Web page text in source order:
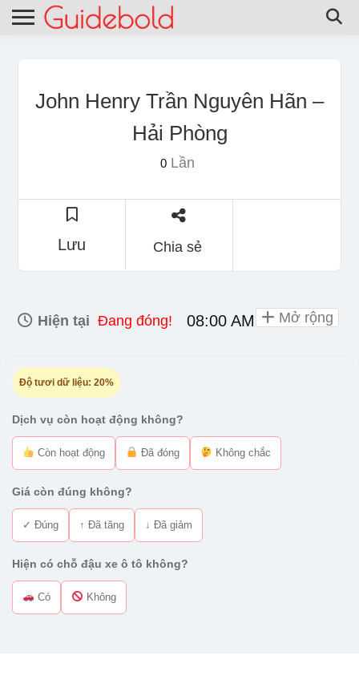
John Henry Trần Nguyên Hãn –
Hải Phòng
0Lần
Lưu Chia sẻ
Hiện tại Đang đóng! 08:00 AM - 10:00 PM
Độ tươi dữ liệu: 20%
Dịch vụ còn hoạt động không?
Còn hoạt động Đã đóng Không chắc
Giá còn đúng không?
✓ Đúng ↑ Đã tăng ↓ Đã giảm
Hiện có chỗ đậu xe ô tô không?
Có Không
Mở rộng